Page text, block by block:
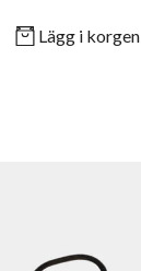
Lägg i korgen